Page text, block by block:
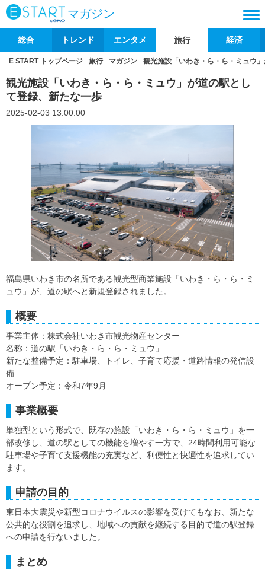
マガジン
総合 トレンド エンタメ 旅行 経済
E START トップページ 旅行 マガジン 観光施設「いわき・ら・ら・ミュウ
観光施設「いわき・ら・ら・ミュウ」が道の駅とし
て登録、新たな一歩
2025-02-03 13:00:00
福島県いわき市の名所である観光型商業施設「いわき・ら・ら・ミ
ュウ」が、道の駅へと新規登録されました。
概要
事業主体：株式会社いわき市観光物産センター
名称：道の駅「いわき・ら・ら・ミュウ」
新たな整備予定：駐車場、トイレ、子育て応援・道路情報の発信設
備
オープン予定：令和7年9月
事業概要
単独型という形式で、既存の施設「いわき・ら・ら・ミュウ」を一
部改修し、道の駅としての機能を増やす一方で、24時間利用可能な
駐車場や子育て支援機能の充実など、利便性と快適性を追求してい
ます。
申請の目的
東日本大震災や新型コロナウイルスの影響を受けてもなお、新たな
公共的な役割を追求し、地域への貢献を継続する目的で道の駅登録
への申請を行ないました。
まとめ